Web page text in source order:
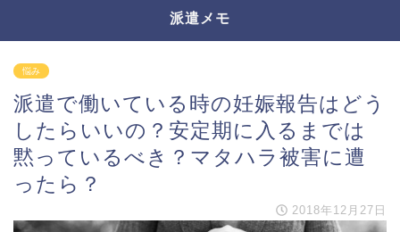
派遣メモ
悩み
派遣で働いている時の妊娠報告はどう
したらいいの？安定期に入るまでは
黙っているべき？マタハラ被害に遭
ったら？
2018年12月27日